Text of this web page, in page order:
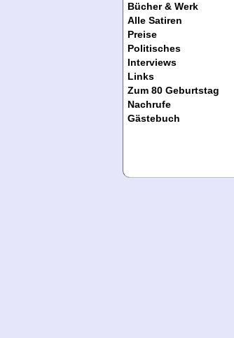
Bücher & Werk
Alle Satiren
Preise
Politisches
Interviews
Links
Zum 80 Geburtstag
Nachrufe
Gästebuch